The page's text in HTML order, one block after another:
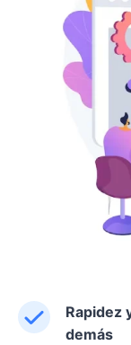
Rapidez
demás